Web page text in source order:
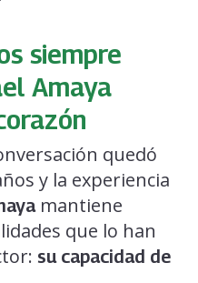
siempre
Amaya
quedó
y la experiencia
mantiene
que lo han
su capacidad de